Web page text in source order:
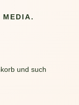
MEDIA.
und such